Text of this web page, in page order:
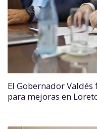
El Gobernador
para mejoras en